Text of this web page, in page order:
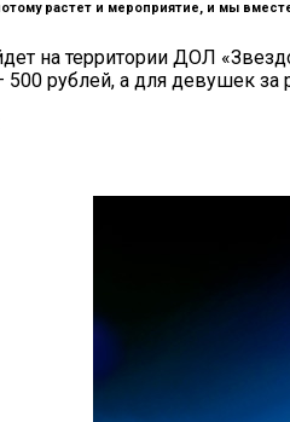
растет и мероприятие, и мы
на территории ДОЛ
рублей, а для девушек за